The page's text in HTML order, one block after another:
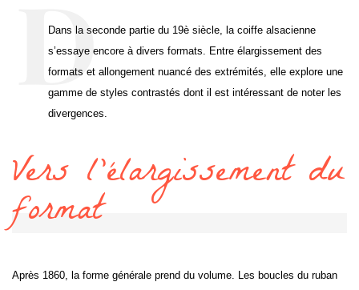
Dans la seconde partie du 19è siècle, la coiffe alsacienne
s’essaye encore à divers formats. Entre élargissement des
formats et allongement nuancé des extrémités, elle explore une
gamme de styles contrastés dont il est intéressant de noter les
divergences.
Vers l’élargissement du
format
Après 1860, la forme générale prend du volume. Les boucles du ruban